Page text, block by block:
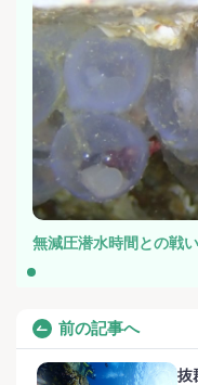
前の記事へ
抜